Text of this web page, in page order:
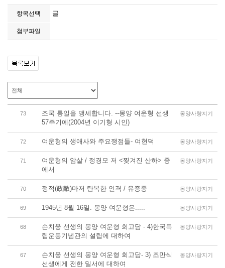
항목선택 글
첨부파일
73
조국 통일을 맹세합니다. --몽양 여운형 선생
57주기에(2004년 이기형 시인)
몽양사랑지기
72 여운형의 생애사와 주요쟁점들- 여현덕 몽양사랑지기
71
여운형의 암살 / 정경모 저 <찢겨진 산하> 중
에서
몽양사랑지기
70 정적(政敵)마저 탄복한 인격 / 유증종 몽양사랑지기
69 1945년 8월 16일. 몽양 여운형은..... 몽양사랑지기
68
손치웅 선생의 몽양 여운형 회고담 - 4)한국독
립운동기념관의 설립에 대하여
몽양사랑지기
67
손치웅 선생의 몽양 여운형 회고담- 3) 조만식
선생에게 전한 밀서에 대하여
몽양사랑지기